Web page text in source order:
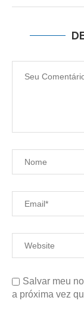
Salvar meu
a próxima vez